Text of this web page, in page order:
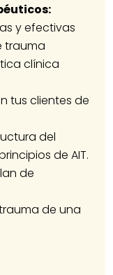
y efectivas
trauma
clínica
tus clientes de
del
de AIT.
de
de una